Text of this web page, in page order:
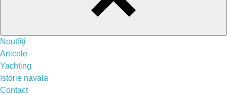
Noutăţi
Articole
Yachting
Istorie navala
Contact